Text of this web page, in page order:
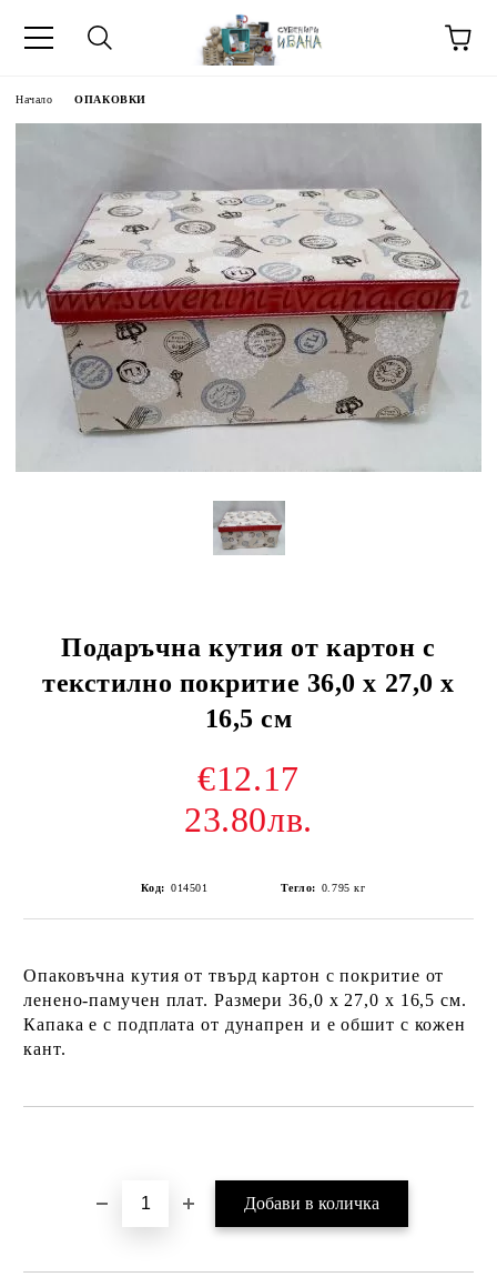
Начало ОПАКОВКИ
Подаръчна кутия от картон с
текстилно покритие 36,0 х 27,0 х
16,5 см
€12.17
23.80лв.
Код: 014501 Тегло: 0.795 кг
Опаковъчна кутия от твърд картон с покритие от
ленено-памучен плат. Размери 36,0 х 27,0 х 16,5 см.
Капака е с подплата от дунапрен и е обшит с кожен
кант.